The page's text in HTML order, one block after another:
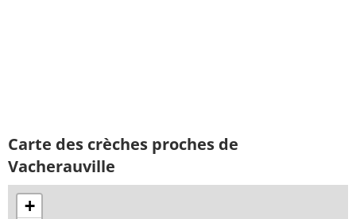
Carte des crèches proches de
Vacherauville
+